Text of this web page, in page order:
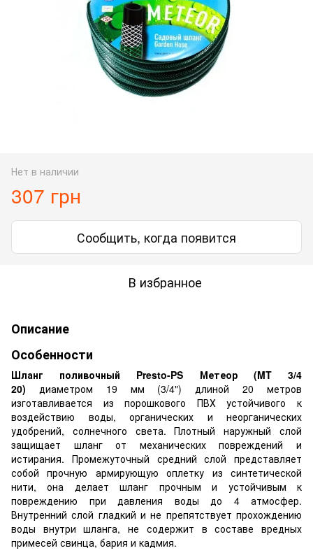
Нет в наличии
307 грн
Сообщить, когда появится
В избранное
Описание
Особенности
Шланг поливочный Presto-PS Метеор (MT 3/4
20) диаметром 19 мм (3/4") длиной 20 метров
изготавливается из порошкового ПВХ устойчивого к
воздействию воды, органических и неорганических
удобрений, солнечного света. Плотный наружный слой
защищает шланг от механических повреждений и
истирания. Промежуточный средний слой представляет
собой прочную армирующую оплетку из синтетической
нити, она делает шланг прочным и устойчивым к
повреждению при давления воды до 4 атмосфер.
Внутренний слой гладкий и не препятствует прохождению
воды внутри шланга, не содержит в составе вредных
примесей свинца, бария и кадмия.